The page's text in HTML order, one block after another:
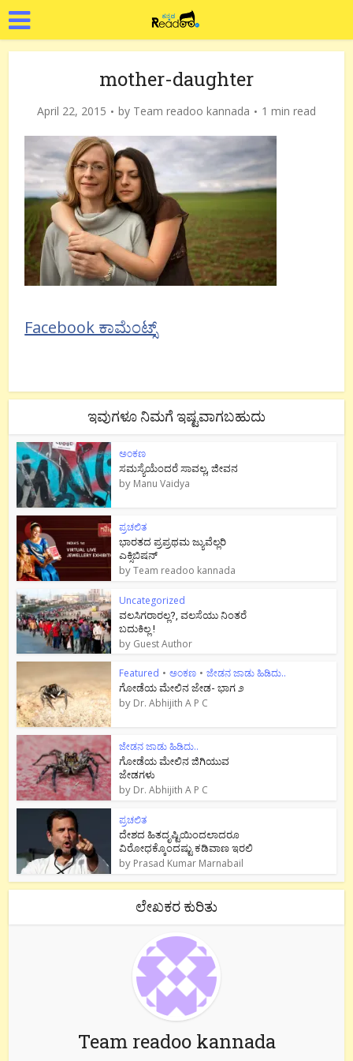
mother-daughter
April 22, 2015 by Team readoo kannada 1 min read
Facebook ಕಾಮೆಂಟ್ಸ್
ಇವುಗಳೂ ನಿಮಗೆ ಇಷ್ಟವಾಗಬಹುದು
ಅಂಕಣ
ಸಮಸ್ಯೆಯೆಂದರೆ ಸಾವಲ್ಲ, ಜೀವನ
by Manu Vaidya
ಪ್ರಚಲಿತ
ಭಾರತದ ಪ್ರಪ್ರಥಮ ಜ್ಯುವೆಲ್ಲರಿ
ಎಕ್ಸಿಬಿಷನ್
byTeam readoo kannada
Uncategorized
ವಲಸಿಗರಾರಲ್ಲ?, ವಲಸೆಯು ನಿಂತರೆ
ಬದುಕಿಲ್ಲ !
by Guest Author
Featured • ಅಂಕಣ • ಜೇಡನ ಜಾಡು ಹಿಡಿದು..
ಗೋಡೆಯ ಮೇಲಿನ ಜೇಡ- ಭಾಗ ೨
by Dr. Abhijith A P C
ಜೇಡನ ಜಾಡು ಹಿಡಿದು..
ಗೋಡೆಯ ಮೇಲಿನ ಜಿಗಿಯುವ
ಜೇಡಗಳು
by Dr. Abhijith A P C
ಪ್ರಚಲಿತ
ದೇಶದ ಹಿತದೃಷ್ಟಿಯಿಂದಲಾದರೂ
ವಿರೋಧಕ್ಕೊಂದಷ್ಟು ಕಡಿವಾಣ ಇರಲಿ
by Prasad Kumar Marnabail
ಲೇಖಕರ ಕುರಿತು
Team readoo kannada